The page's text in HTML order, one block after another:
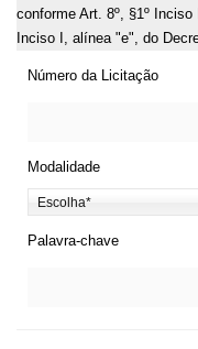
conforme Art. 8º, §1º Inciso
Inciso I, alínea "e", do
Número da Licitação
Modalidade
Palavra-chave